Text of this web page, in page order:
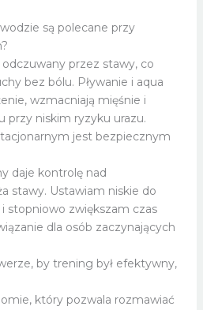
są polecane przy
przez stawy, co
bez bólu. Pływanie i aqua
wzmacniają mięśnie i
przy niskim ryzyku urazu.
jest bezpiecznym
daje kontrolę nad
stawy. Ustawiam niskie do
stopniowo zwiększam czas
dla osób zaczynających
by trening był efektywny,
który pozwala rozmawiać